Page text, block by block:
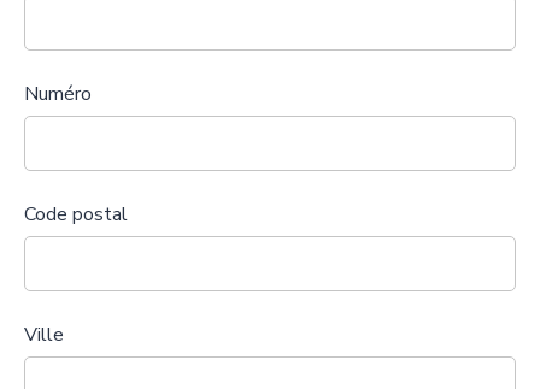
Numéro
Code postal
Ville